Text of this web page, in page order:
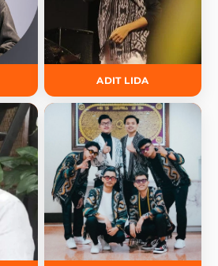
ADIT LIDA